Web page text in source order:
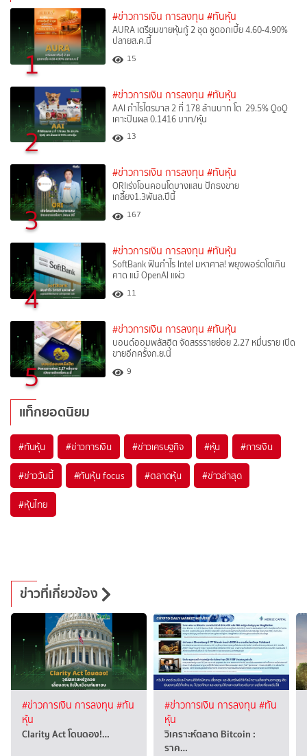
1
#ข่าวการเงิน การลงทุน #ทันหุ้น
AURA เตรียมขายหุ้นกู้ 2 ชุด ชูดอกเบี้ย 4.60-4.90%
ปลายส.ค.นี้
15
2
#ข่าวการเงิน การลงทุน #ทันหุ้น
AAI กำไรไตรมาส 2 ที่ 178 ล้านบาท โต 29.5% QoQ
เคาะปันผล 0.1416 บาท/หุ้น
13
3
#ข่าวการเงิน การลงทุน #ทันหุ้น
ORIเร่งโอนคอนโดบางแสน ปักธงขาย
เกลี้ยง1.3พันล.ปีนี้
167
4
#ข่าวการเงิน การลงทุน #ทันหุ้น
SoftBank ฟันกำไร Intel มหาศาล! พยุงพอร์ตโตเกิน
คาด แม้ OpenAI แผ่ว
11
5
#ข่าวการเงิน การลงทุน #ทันหุ้น
บอนด์ออมพลัสฮิต จัดสรรรายย่อย 2.27 หมื่นราย เปิด
ขายอีกครั้งก.ย.นี้
9
แท็กยอดนิยม
#ทันหุ้น #ข่าวการเงิน #ข่าวเศรษฐกิจ #หุ้น #การเงิน
#ข่าววันนี้ #ทันหุ้น focus #ตลาดหุ้น #ข่าวล่าสุด
#หุ้นไทย
ข่าวที่เกี่ยวข้อง
#ข่าวการเงิน การลงทุน #ทัน
หุ้น
Clarity Act โดนดอง!…
#ข่าวการเงิน การลงทุน #ทัน
หุ้น
วิเคราะห์ตลาด Bitcoin :
ราค…